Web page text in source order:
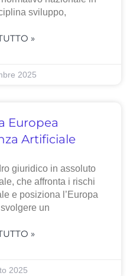
sviluppo,
»
2025
Europea
Artificiale
giuridico in assoluto
che affronta i rischi
e posiziona l’Europa
un
»
2025